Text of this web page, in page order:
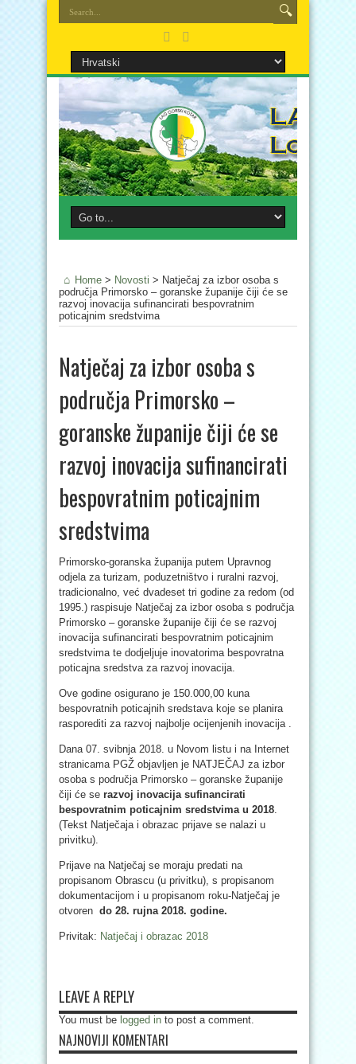
Home > Novosti > Natječaj za izbor osoba s
područja Primorsko – goranske županije čiji će se
razvoj inovacija sufinancirati bespovratnim
poticajnim sredstvima
Natječaj za izbor osoba s
područja Primorsko –
goranske županije čiji će se
razvoj inovacija sufinancirati
bespovratnim poticajnim
sredstvima
Primorsko-goranska županija putem Upravnog
odjela za turizam, poduzetništvo i ruralni razvoj,
tradicionalno, već dvadeset tri godine za redom (od
1995.) raspisuje Natječaj za izbor osoba s područja
Primorsko – goranske županije čiji će se razvoj
inovacija sufinancirati bespovratnim poticajnim
sredstvima te dodjeljuje inovatorima bespovratna
poticajna sredstva za razvoj inovacija.
Ove godine osigurano je 150.000,00 kuna
bespovratnih poticajnih sredstava koje se planira
rasporediti za razvoj najbolje ocijenjenih inovacija .
Dana 07. svibnja 2018. u Novom listu i na Internet
stranicama PGŽ objavljen je NATJEČAJ za izbor
osoba s područja Primorsko – goranske županije
čiji će se razvoj inovacija sufinancirati
bespovratnim poticajnim sredstvima u 2018.
(Tekst Natječaja i obrazac prijave se nalazi u
privitku).
Prijave na Natječaj se moraju predati na
propisanom Obrascu (u privitku), s propisanom
dokumentacijom i u propisanom roku-Natječaj je
otvoren do 28. rujna 2018. godine.
Privitak: Natječaj i obrazac 2018
LEAVE A REPLY
You must be logged in to post a comment.
NAJNOVIJI KOMENTARI